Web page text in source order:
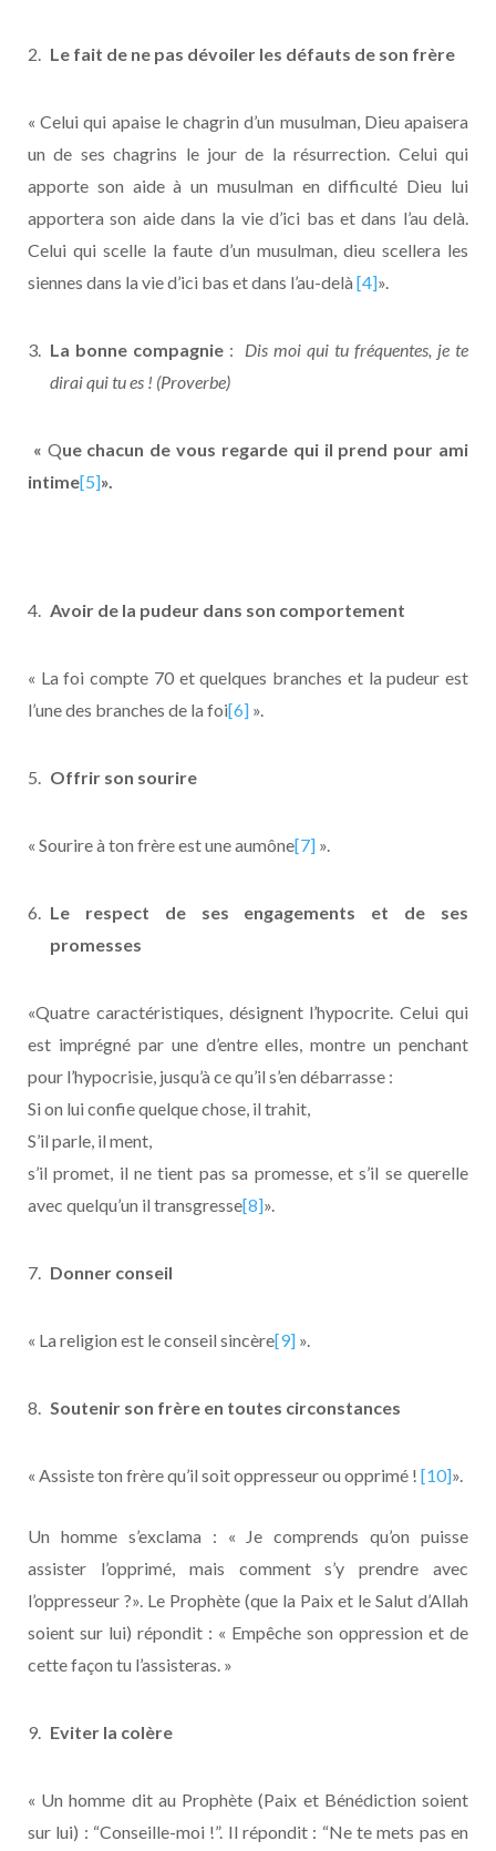
Le fait de ne pas dévoiler les défauts de son frère
« Celui qui apaise le chagrin d’un musulman, Dieu apaisera
un de ses chagrins le jour de la résurrection. Celui qui
apporte son aide à un musulman en difficulté Dieu lui
apportera son aide dans la vie d’ici bas et dans l’au delà.
Celui qui scelle la faute d’un musulman, dieu scellera les
siennes dans la vie d’ici bas et dans l’au-delà [4]».
La bonne compagnie : Dis moi qui tu fréquentes, je te
dirai qui tu es ! (Proverbe)
« Que chacun de vous regarde qui il prend pour ami
intime[5]».
Avoir de la pudeur dans son comportement
« La foi compte 70 et quelques branches et la pudeur est
l’une des branches de la foi[6] ».
Offrir son sourire
« Sourire à ton frère est une aumône[7] ».
Le respect de ses engagements et de ses
promesses
«Quatre caractéristiques, désignent l’hypocrite. Celui qui
est imprégné par une d’entre elles, montre un penchant
pour l’hypocrisie, jusqu’à ce qu’il s’en débarrasse :
Si on lui confie quelque chose, il trahit,
S’il parle, il ment,
s’il promet, il ne tient pas sa promesse, et s’il se querelle
avec quelqu’un il transgresse[8]».
Donner conseil
« La religion est le conseil sincère[9] ».
Soutenir son frère en toutes circonstances
« Assiste ton frère qu’il soit oppresseur ou opprimé ! [10]».
Un homme s’exclama : « Je comprends qu’on puisse
assister l’opprimé, mais comment s’y prendre avec
l’oppresseur ?». Le Prophète (que la Paix et le Salut d’Allah
soient sur lui) répondit : « Empêche son oppression et de
cette façon tu l’assisteras. »
Eviter la colère
« Un homme dit au Prophète (Paix et Bénédiction soient
sur lui) : “Conseille-moi !”. Il répondit : “Ne te mets pas en